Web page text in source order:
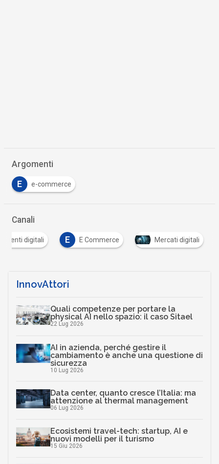
Argomenti
E e-commerce
Canali
digitali E E Commerce Mercati digitali
InnovAttori
Quali competenze per portare la
physical AI nello spazio: il caso Sitael
22 Lug 2026
AI in azienda, perché gestire il
cambiamento è anche una questione di
sicurezza
10 Lug 2026
Data center, quanto cresce l’Italia: ma
attenzione al thermal management
06 Lug 2026
Ecosistemi travel-tech: startup, AI e
nuovi modelli per il turismo
15 Giu 2026